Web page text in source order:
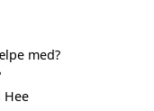
med?
Hee